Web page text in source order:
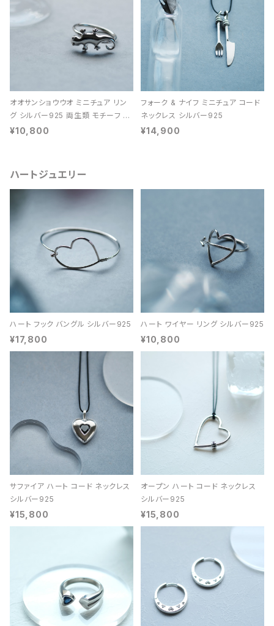
オオサンショウウオ ミニチュア リン
グ シルバー925 両生類 モチーフ レ
ディース ユニセックス
¥10,800
フォーク & ナイフ ミニチュア コード
ネックレス シルバー925
¥14,900
ハートジュエリー
ハート フック バングル シルバー925
¥17,800
ハート ワイヤー リング シルバー925
¥10,800
サファイア ハート コード ネックレス
シルバー925
¥15,800
オープン ハート コード ネックレス
シルバー925
¥15,800